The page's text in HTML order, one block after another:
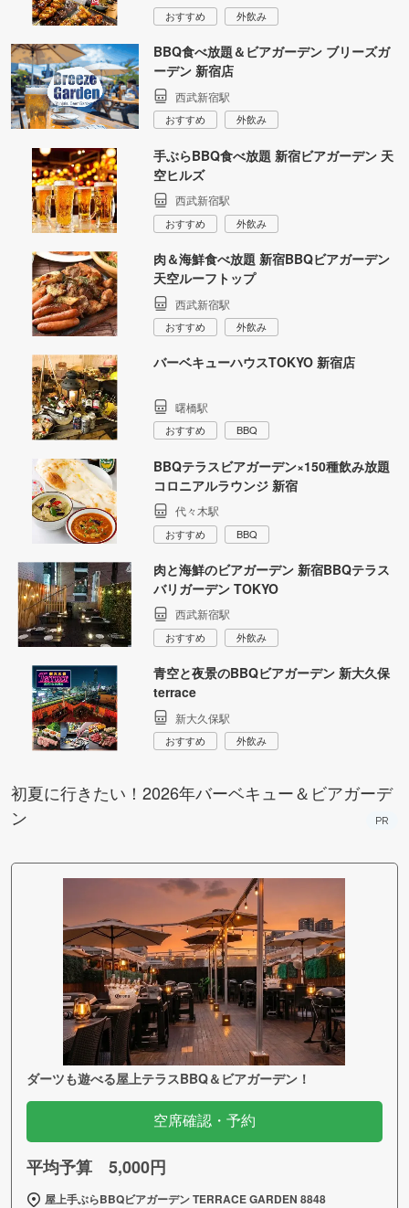
おすすめ 外飲み
BBQ食べ放題＆ビアガーデン ブリーズガ
ーデン 新宿店
西武新宿駅
おすすめ 外飲み
手ぶらBBQ食べ放題 新宿ビアガーデン 天
空ヒルズ
西武新宿駅
おすすめ 外飲み
肉＆海鮮食べ放題 新宿BBQビアガーデン
天空ルーフトップ
西武新宿駅
おすすめ 外飲み
バーベキューハウスTOKYO 新宿店
曙橋駅
おすすめ BBQ
BBQテラスビアガーデン×150種飲み放題
コロニアルラウンジ 新宿
代々木駅
おすすめ BBQ
肉と海鮮のビアガーデン 新宿BBQテラス
バリガーデン TOKYO
西武新宿駅
おすすめ 外飲み
青空と夜景のBBQビアガーデン 新大久保
terrace
新大久保駅
おすすめ 外飲み
初夏に行きたい！2026年バーベキュー＆ビアガーデ
ン
PR
ダーツも遊べる屋上テラスBBQ＆ビアガーデン！
空席確認・予約
平均予算 5,000円
屋上手ぶらBBQビアガーデン TERRACE GARDEN 8848